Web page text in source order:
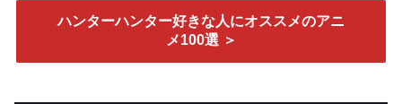
ハンターハンター好きな人にオススメのアニ
メ100選 ＞